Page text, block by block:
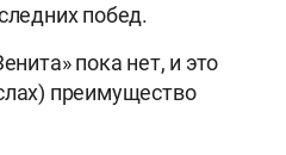
побед.
пока нет, и это
преимущество